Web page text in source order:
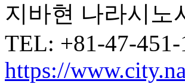
지바현 나라시노
TEL: +81-47-451-
https://